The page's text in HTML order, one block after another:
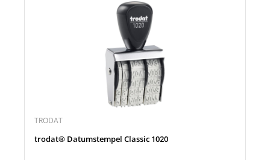
TRODAT
trodat® Datumstempel Classic 1020